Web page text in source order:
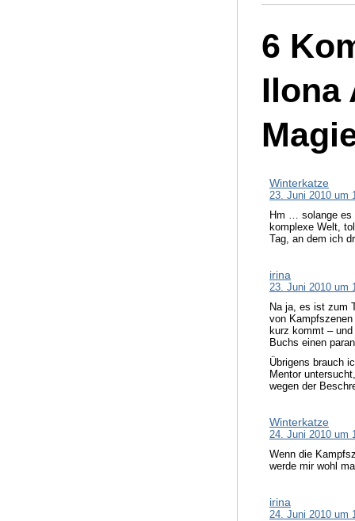
6
Ilona
Winterkatze
23. Juni 2010 um
Hm … solange es
komplexe Welt,
Tag, an dem ich
irina
23. Juni 2010 um
Na ja, es ist zum
von
kurz kommt –
Buchs einen
Übrigens brauch
Mentor
wegen der
Winterkatze
24. Juni 2010 um
Wenn die
werde mir wohl
irina
24. Juni 2010 um